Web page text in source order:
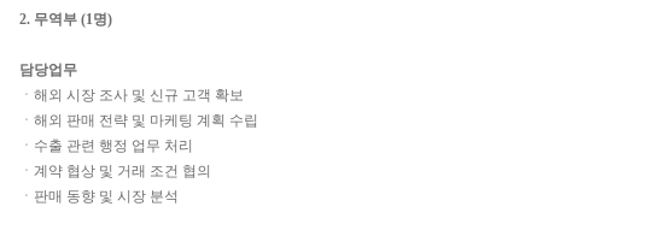
2. 무역부 (1명)
담당업무
ㆍ해외 시장 조사 및 신규 고객 확보
ㆍ해외 판매 전략 및 마케팅 계획 수립
ㆍ수출 관련 행정 업무 처리
ㆍ계약 협상 및 거래 조건 협의
ㆍ판매 동향 및 시장 분석